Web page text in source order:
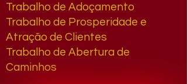
Trabalho de Adoçamento
Trabalho de Prosperidade e
Atração de Clientes
Trabalho de Abertura de
Caminhos